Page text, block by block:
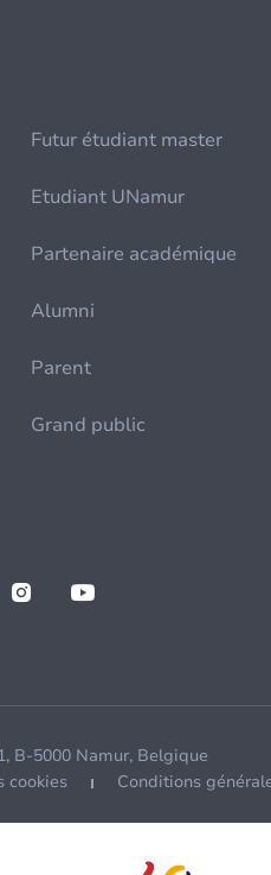
Futur étudiant master
Etudiant UNamur
Partenaire académique
Alumni
Parent
Grand public
B-5000 Namur, Belgique
cookies Conditions